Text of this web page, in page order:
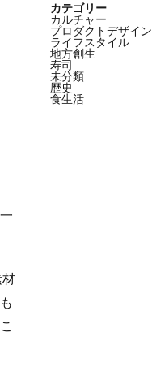
カテゴリー
カルチャー
プロダクトデザイン
ライフスタイル
地方創生
寿司
未分類
歴史
食生活